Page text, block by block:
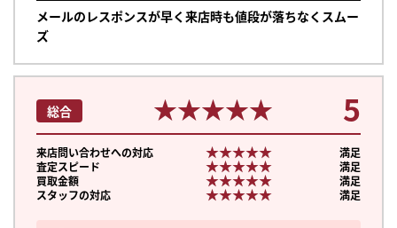
メールのレスポンスが早く来店時も値段が落ちなくスムー
ズ
総合 ★★★★★
★★★★★ 5
来店問い合わせへの対応 ★★★★★
★★★★★
満足
査定スピード
★★★★★
★★★★★
満足
買取金額
★★★★★
★★★★★
満足
スタッフの対応
★★★★★
★★★★★ 満足